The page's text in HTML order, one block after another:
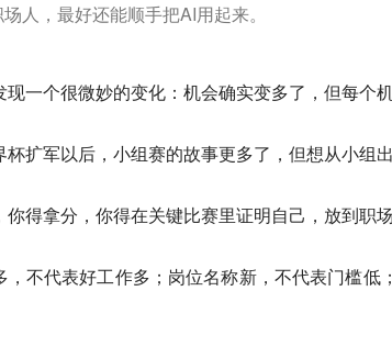
人，最好还能顺手把AI用起来。
现一个很微妙的变化：机会确实变多了，但每个
扩军以后，小组赛的故事更多了，但想从小组出
得拿分，你得在关键比赛里证明自己，放到职场
，不代表好工作多；岗位名称新，不代表门槛低